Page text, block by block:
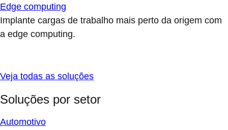
Edge computing
Implante cargas de trabalho mais perto da origem com
a edge computing.
Veja todas as soluções
Soluções por setor
Automotivo